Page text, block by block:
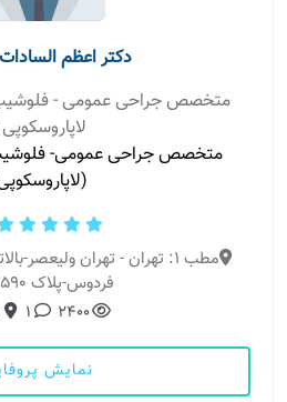
دکتر اعظم
متخصص جراحی عمومی -
متخصص جراحی عمومی-
مطب 1: تهران - تهران ولیعصر-
فردوس-پلاک ۱۵۹۰-ط ۲
2400
1
نمایش